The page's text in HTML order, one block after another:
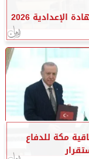
2026
مكة للدفاع